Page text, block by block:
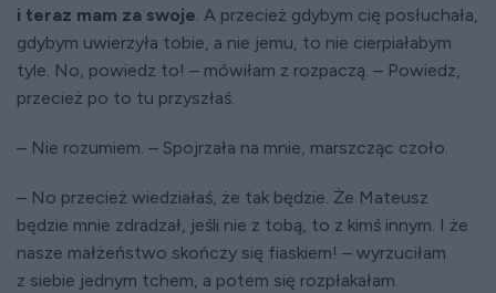
i teraz mam za swoje. A przecież gdybym cię posłuchała,
gdybym uwierzyła tobie, a nie jemu, to nie cierpiałabym
tyle. No, powiedz to! – mówiłam z rozpaczą. – Powiedz,
przecież po to tu przyszłaś.
– Nie rozumiem. – Spojrzała na mnie, marszcząc czoło.
– No przecież wiedziałaś, że tak będzie. Że Mateusz
będzie mnie zdradzał, jeśli nie z tobą, to z kimś innym. I że
nasze małżeństwo skończy się fiaskiem! – wyrzuciłam
z siebie jednym tchem, a potem się rozpłakałam.